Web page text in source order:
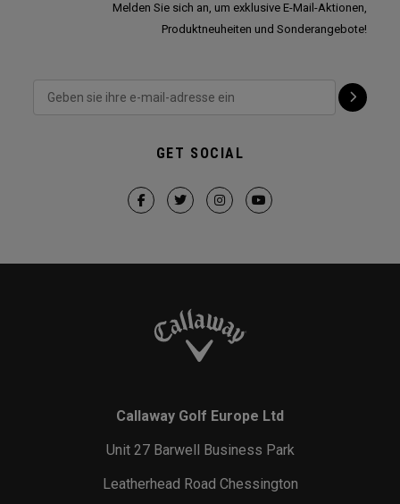
Melden Sie sich an, um exklusive E-Mail-Aktionen,
Produktneuheiten und Sonderangebote!
GET SOCIAL
Callaway Golf Europe Ltd
Unit 27 Barwell Business Park
Leatherhead Road Chessington